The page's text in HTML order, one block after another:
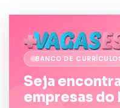
BANCO DE
Seja
empresas do